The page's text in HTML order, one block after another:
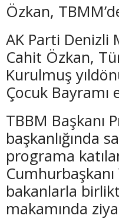
Özkan,
AK Parti Denizli
Cahit Özkan,
Kurulmuş
Çocuk Bayramı
TBBM Başkanı
başkanlığında
programa
Cumhurbaşkanı
bakanlarla
makamında